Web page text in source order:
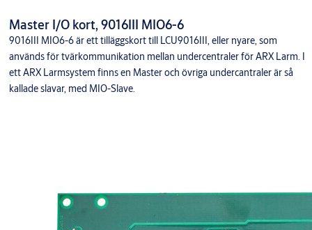
Master I/O kort, 9016III MIO6-6
9016III MIO6-6 är ett tilläggskort till LCU9016III, eller nyare, som
används för tvärkommunikation mellan undercentraler för ARX Larm. I
ett ARX Larmsystem finns en Master och övriga undercantraler är så
kallade slavar, med MIO-Slave.